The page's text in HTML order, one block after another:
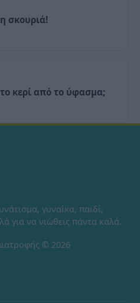
σκουριά!
κερί από το ύφασμα;
γυναίκα, παιδί,
για να νιώθεις πάντα καλά.
© 2026